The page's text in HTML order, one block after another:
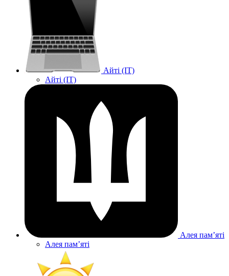
Айті (IT)
Айті (IT)
Алея памʼяті
Алея памʼяті